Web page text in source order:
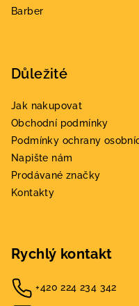
Barber
Důležité
Jak nakupovat
Obchodní podmínky
Podmínky ochrany
Napište nám
Prodávané značky
Kontakty
Rychlý kontakt
+420 224 234 342